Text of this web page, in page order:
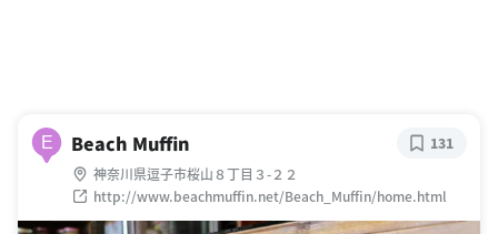
E Beach Muffin
神奈川県逗子市桜山８丁目３-２２
http://www.beachmuffin.net/Beach_Muffin/home.html
131